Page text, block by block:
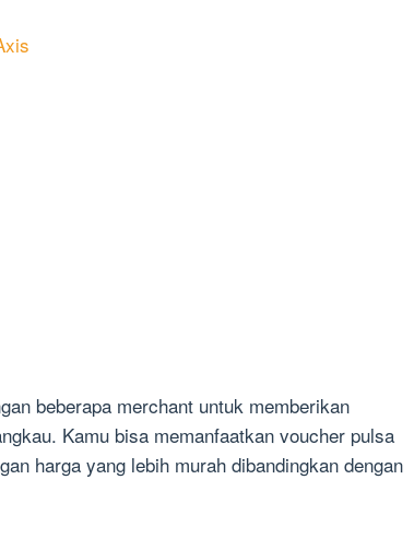
beberapa merchant untuk memberikan
Kamu bisa memanfaatkan voucher pulsa
harga yang lebih murah dibandingkan dengan